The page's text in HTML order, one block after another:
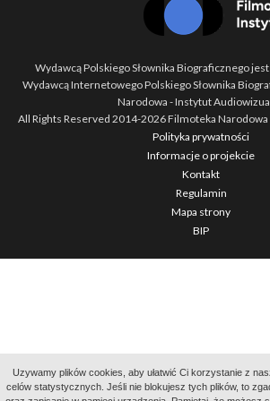
Uzywamy plików cookies, aby ułatwić Ci korzystanie z
celów statystycznych. Jeśli nie blokujesz tych plików, to
Wydawcą Polskiego Słownika Biograficznego
Wydawcą Internetowego Polskiego Słownika
Narodowa - Instytut
All Rights Reserved 2014-2026Filmoteka
Polityka prywatności
Informacje o projekcie
Kontakt
Regulamin
Mapa strony
BIP